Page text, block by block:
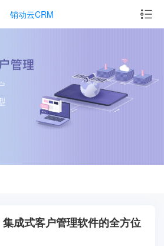
销动云CRM
成式客户管理软件的全方位